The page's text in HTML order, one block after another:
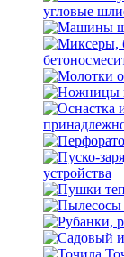
угловые
устройства